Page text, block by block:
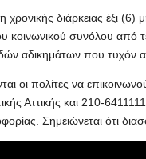
διάρκειας έξι
συνόλου από
αδικημάτων που
οι πολίτες να
Αττικής και 210-
Σημειώνεται ότι